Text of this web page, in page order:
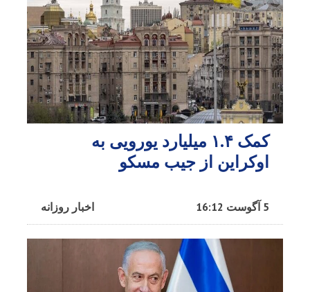
کمک ۱.۴ میلیارد یورویی به
اوکراین از جیب مسکو
اخبار روزانه 5 آگوست 16:12